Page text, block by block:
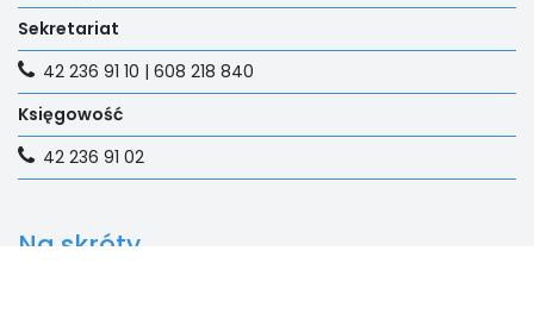
Na skróty
Sekretariat
42 236 91 10 | 608 218 840
Księgowość
42 236 91 02